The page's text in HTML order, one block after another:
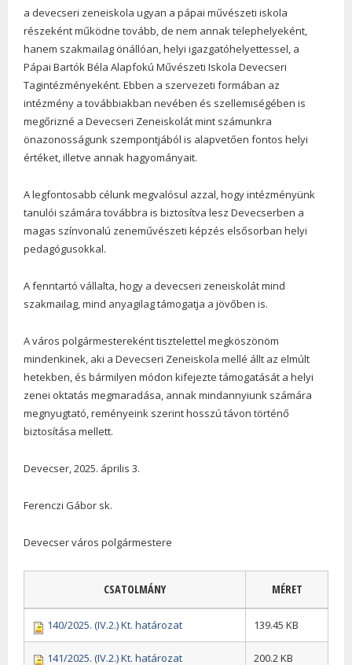
a devecseri zeneiskola ugyan a pápai művészeti iskola
részeként működne tovább, de nem annak telephelyeként,
hanem szakmailag önállóan, helyi igazgatóhelyettessel, a
Pápai Bartók Béla Alapfokú Művészeti Iskola Devecseri
Tagintézményeként. Ebben a szervezeti formában az
intézmény a továbbiakban nevében és szellemiségében is
megőrizné a Devecseri Zeneiskolát mint számunkra
önazonosságunk szempontjából is alapvetően fontos helyi
értéket, illetve annak hagyományait.
A legfontosabb célunk megvalósul azzal, hogy intézményünk
tanulói számára továbbra is biztosítva lesz Devecserben a
magas színvonalú zeneművészeti képzés elsősorban helyi
pedagógusokkal.
A fenntartó vállalta, hogy a devecseri zeneiskolát mind
szakmailag, mind anyagilag támogatja a jövőben is.
A város polgármestereként tisztelettel megköszönöm
mindenkinek, aki a Devecseri Zeneiskola mellé állt az elmúlt
hetekben, és bármilyen módon kifejezte támogatását a helyi
zenei oktatás megmaradása, annak mindannyiunk számára
megnyugtató, reményeink szerint hosszú távon történő
biztosítása mellett.
Devecser, 2025. április 3.
Ferenczi Gábor sk.
Devecser város polgármestere
CSATOLMÁNY MÉRET
140/2025. (IV.2.) Kt. határozat 139.45 KB
141/2025. (IV.2.) Kt. határozat 200.2 KB